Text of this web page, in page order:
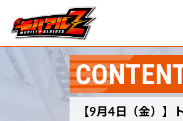
【9月4日（金）】